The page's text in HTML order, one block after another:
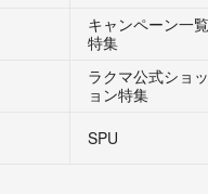
キャンペーン一
特集
ラクマ公式ショ
ョン特集
SPU